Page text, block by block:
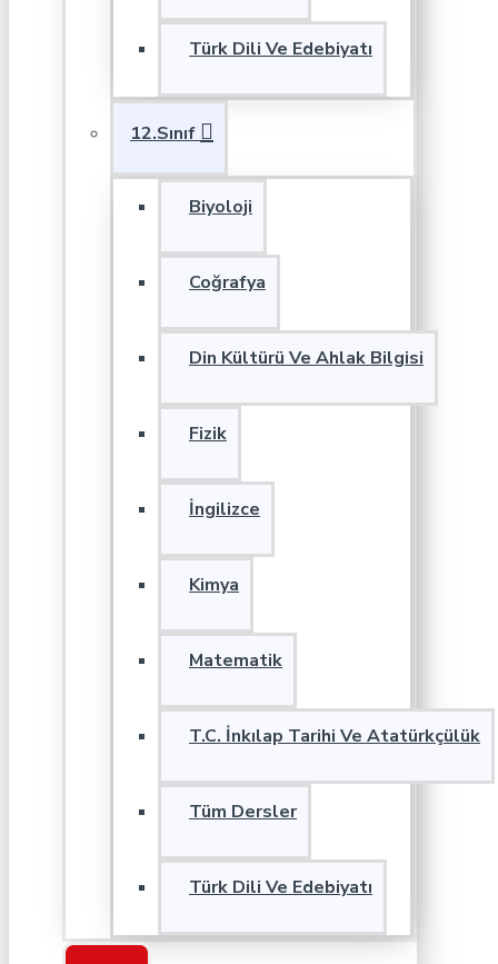
Türk Dili Ve Edebiyatı
12.Sınıf
Biyoloji
Coğrafya
Din Kültürü Ve Ahlak Bilgisi
Fizik
İngilizce
Kimya
Matematik
T.C. İnkılap Tarihi Ve Atatürkçülük
Tüm Dersler
Türk Dili Ve Edebiyatı